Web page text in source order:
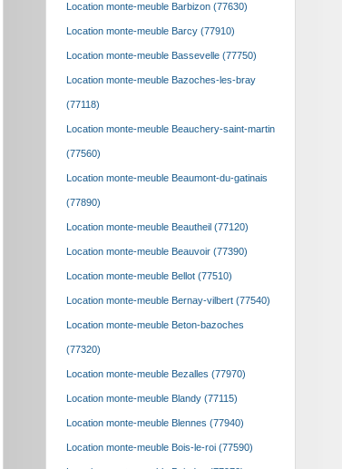
Location monte-meuble Barbizon (77630)
Location monte-meuble Barcy (77910)
Location monte-meuble Bassevelle (77750)
Location monte-meuble Bazoches-les-bray
(77118)
Location monte-meuble Beauchery-saint-martin
(77560)
Location monte-meuble Beaumont-du-gatinais
(77890)
Location monte-meuble Beautheil (77120)
Location monte-meuble Beauvoir (77390)
Location monte-meuble Bellot (77510)
Location monte-meuble Bernay-vilbert (77540)
Location monte-meuble Beton-bazoches
(77320)
Location monte-meuble Bezalles (77970)
Location monte-meuble Blandy (77115)
Location monte-meuble Blennes (77940)
Location monte-meuble Bois-le-roi (77590)